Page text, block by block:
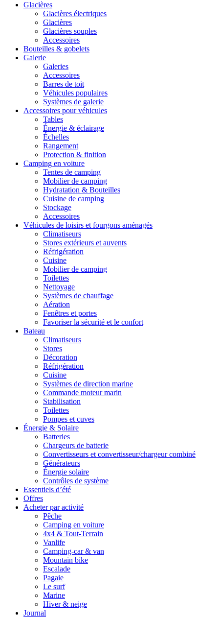
Glacières
Glacières électriques
Glacières
Glacières souples
Accessoires
Bouteilles & gobelets
Galerie
Galeries
Accessoires
Barres de toit
Véhicules populaires
Systèmes de galerie
Accessoires pour véhicules
Tables
Énergie & éclairage
Échelles
Rangement
Protection & finition
Camping en voiture
Tentes de camping
Mobilier de camping
Hydratation & Bouteilles
Cuisine de camping
Stockage
Accessoires
Véhicules de loisirs et fourgons aménagés
Climatiseurs
Stores extérieurs et auvents
Réfrigération
Cuisine
Mobilier de camping
Toilettes
Nettoyage
Systèmes de chauffage
Aération
Fenêtres et portes
Favoriser la sécurité et le confort
Bateau
Climatiseurs
Stores
Décoration
Réfrigération
Cuisine
Systèmes de direction marine
Commande moteur marin
Stabilisation
Toilettes
Pompes et cuves
Énergie & Solaire
Batteries
Chargeurs de batterie
Convertisseurs et convertisseur/chargeur combiné
Générateurs
Énergie solaire
Contrôles de système
Essentiels d’été
Offres
Acheter par activité
Pêche
Camping en voiture
4x4 & Tout-Terrain
Vanlife
Camping-car & van
Mountain bike
Escalade
Pagaie
Le surf
Marine
Hiver & neige
Journal